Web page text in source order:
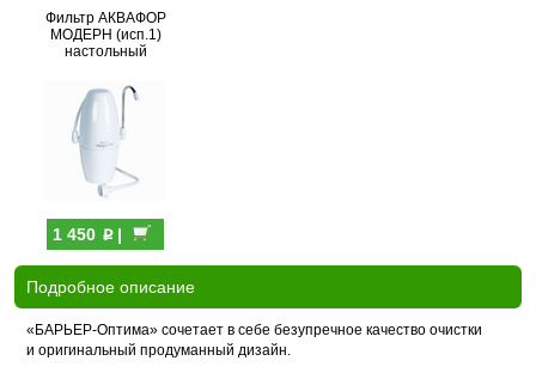
Фильтр АКВАФОР
МОДЕРН (исп.1)
настольный
1 450 p|
Подробное описание
«БАРЬЕР-Оптима» сочетает в себе безупречное качество очистки
и оригинальный продуманный дизайн.